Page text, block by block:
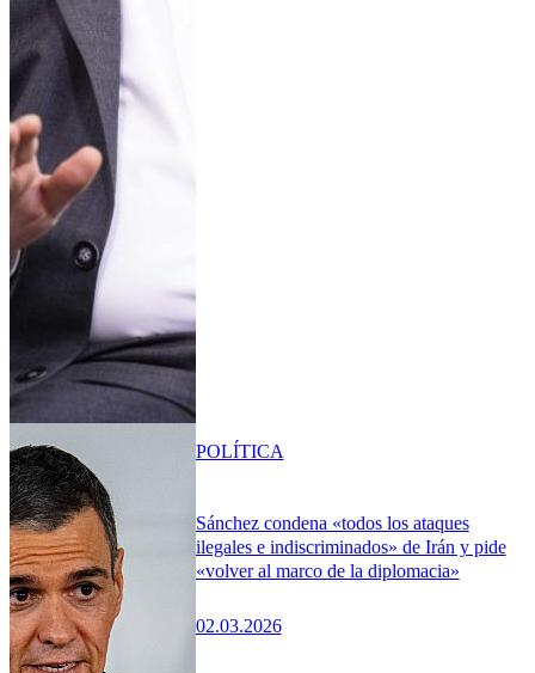
Sánchez condena «todos los ataques
ilegales e indiscriminados» de Irán y pide
«volver al marco de la diplomacia»
02.03.2026
POLÍTICA